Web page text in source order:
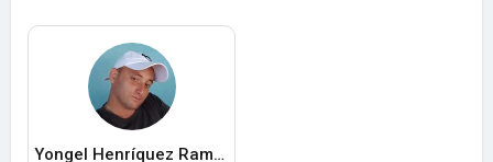
Yongel Henríquez Ramos